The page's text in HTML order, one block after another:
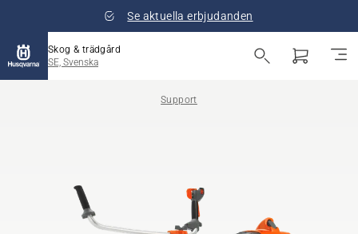
Se aktuella erbjudanden
Skog & trädgård
SE, Svenska
Support